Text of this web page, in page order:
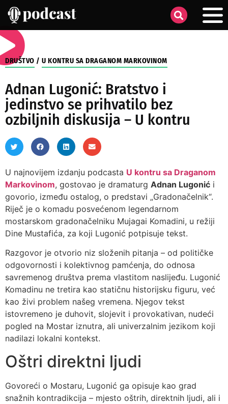
DRUŠTVO / U KONTRU SA DRAGANOM MARKOVINOM
Adnan Lugonić: Bratstvo i
jedinstvo se prihvatilo bez
ozbiljnih diskusija – U kontru
U najnovijem izdanju podcasta U kontru sa Draganom
Markovinom, gostovao je dramaturg Adnan Lugonić i
govorio, između ostalog, o predstavi „Gradonačelnik“.
Riječ je o komadu posvećenom legendarnom
mostarskom gradonačelniku Mujagai Komadini, u režiji
Dine Mustafića, za koji Lugonić potpisuje tekst.
Razgovor je otvorio niz složenih pitanja – od političke
odgovornosti i kolektivnog pamćenja, do odnosa
savremenog društva prema vlastitom naslijeđu. Lugonić
Komadinu ne tretira kao statičnu historijsku figuru, već
kao živi problem našeg vremena. Njegov tekst
istovremeno je duhovit, slojevit i provokativan, nudeći
pogled na Mostar iznutra, ali univerzalnim jezikom koji
nadilazi lokalni kontekst.
Oštri direktni ljudi
Govoreći o Mostaru, Lugonić ga opisuje kao grad
snažnih kontradikcija – mjesto oštrih, direktnih ljudi, ali i